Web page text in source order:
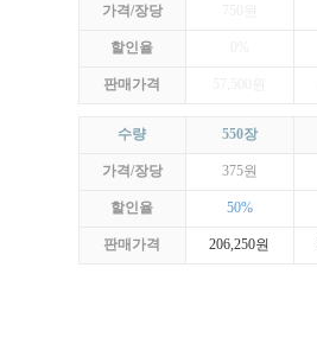
가격/장당
할인율
판매가격
수량 550장
가격/장당 375원
할인율 50%
판매가격 206,250원